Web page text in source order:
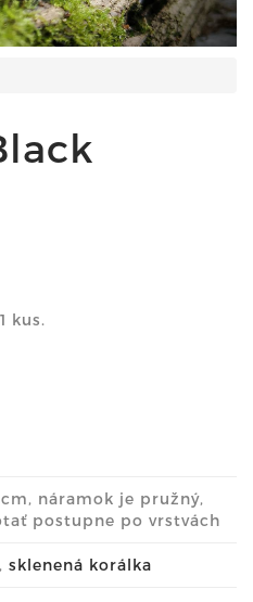
1 kus.
náramok je pružný,
postupne po vrstvách
, sklenená korálka